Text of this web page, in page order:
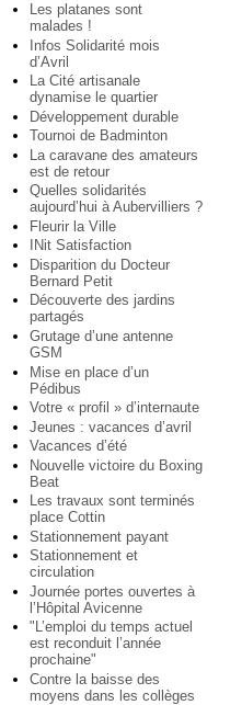
Les platanes sont
malades !
Infos Solidarité mois
d’Avril
La Cité artisanale
dynamise le quartier
Développement durable
Tournoi de Badminton
La caravane des amateurs
est de retour
Quelles solidarités
aujourd’hui à Aubervilliers ?
Fleurir la Ville
INit Satisfaction
Disparition du Docteur
Bernard Petit
Découverte des jardins
partagés
Grutage d’une antenne
GSM
Mise en place d’un
Pédibus
Votre « profil » d’internaute
Jeunes : vacances d’avril
Vacances d’été
Nouvelle victoire du Boxing
Beat
Les travaux sont terminés
place Cottin
Stationnement payant
Stationnement et
circulation
Journée portes ouvertes à
l’Hôpital Avicenne
"L’emploi du temps actuel
est reconduit l’année
prochaine"
Contre la baisse des
moyens dans les collèges